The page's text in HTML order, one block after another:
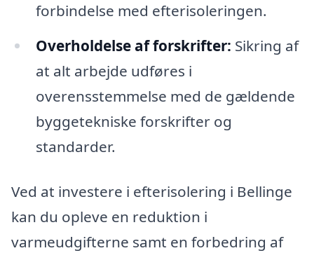
forbindelse med efterisoleringen.
Overholdelse af forskrifter: Sikring af
at alt arbejde udføres i
overensstemmelse med de gældende
byggetekniske forskrifter og
standarder.
Ved at investere i efterisolering i Bellinge
kan du opleve en reduktion i
varmeudgifterne samt en forbedring af